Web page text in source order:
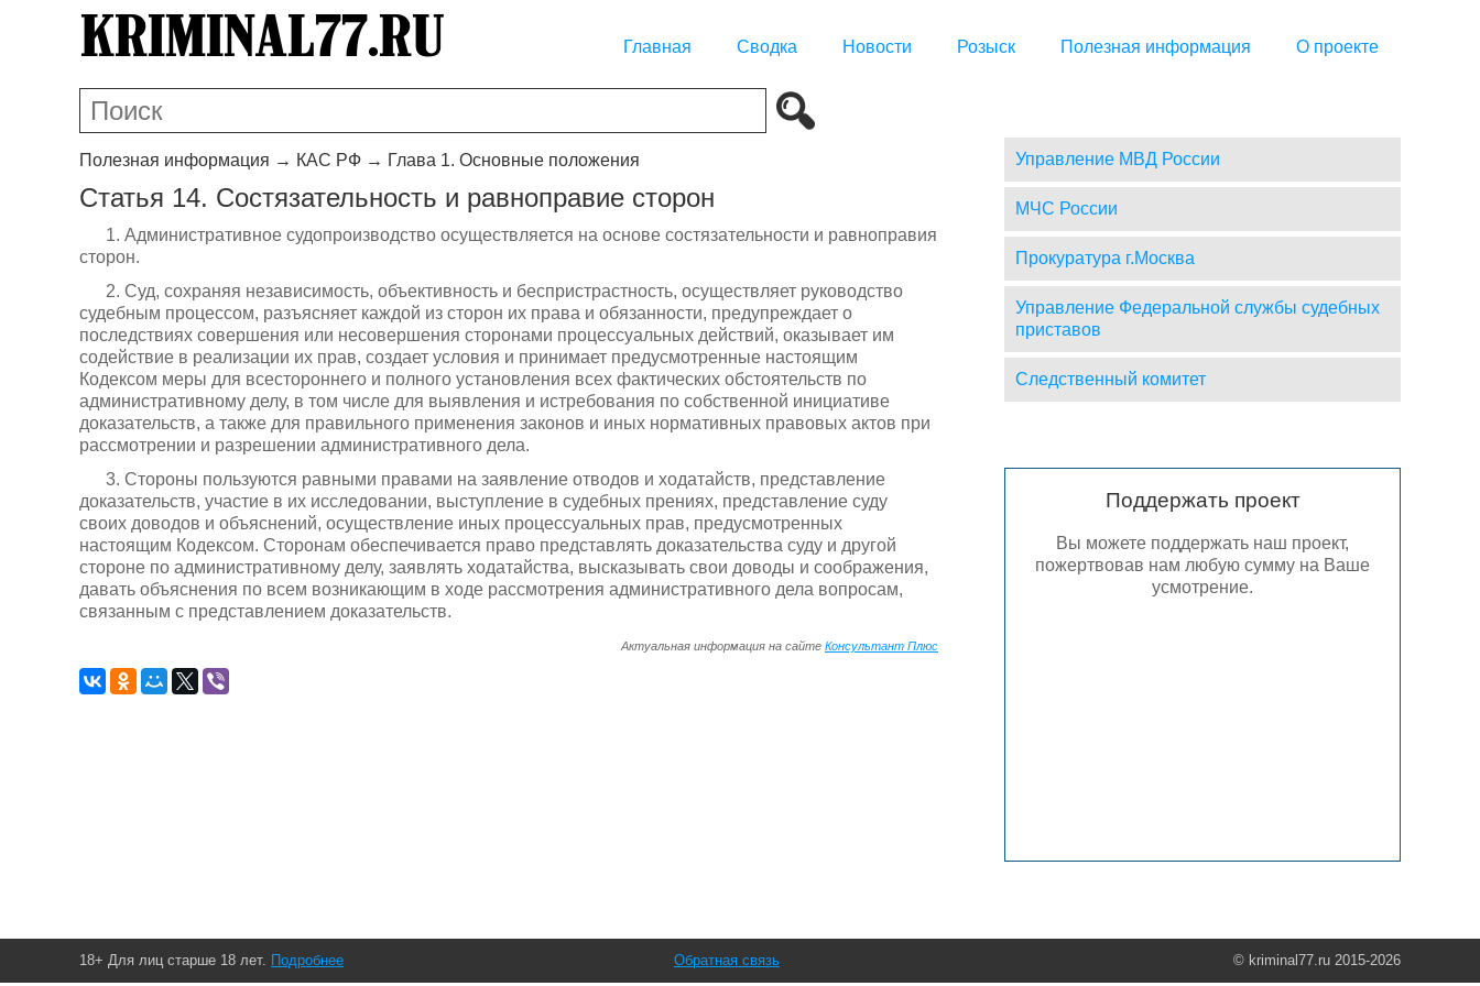
Главная Сводка Новости Розыск Полезная информация О проекте
Полезная информация → КАС РФ → Глава 1. Основные положения
Статья 14. Состязательность и равноправие сторон
1. Административное судопроизводство осуществляется на основе состязательности и равноправия
сторон.
2. Суд, сохраняя независимость, объективность и беспристрастность, осуществляет руководство
судебным процессом, разъясняет каждой из сторон их права и обязанности, предупреждает о
последствиях совершения или несовершения сторонами процессуальных действий, оказывает им
содействие в реализации их прав, создает условия и принимает предусмотренные настоящим
Кодексом меры для всестороннего и полного установления всех фактических обстоятельств по
административному делу, в том числе для выявления и истребования по собственной инициативе
доказательств, а также для правильного применения законов и иных нормативных правовых актов при
рассмотрении и разрешении административного дела.
3. Стороны пользуются равными правами на заявление отводов и ходатайств, представление
доказательств, участие в их исследовании, выступление в судебных прениях, представление суду
своих доводов и объяснений, осуществление иных процессуальных прав, предусмотренных
настоящим Кодексом. Сторонам обеспечивается право представлять доказательства суду и другой
стороне по административному делу, заявлять ходатайства, высказывать свои доводы и соображения,
давать объяснения по всем возникающим в ходе рассмотрения административного дела вопросам,
связанным с представлением доказательств.
Актуальная информация на сайте Консультант Плюс
Управление МВД России
МЧС России
Прокуратура г.Москва
Управление Федеральной службы судебных
приставов
Следственный комитет
Поддержать проект
Вы можете поддержать наш проект,
пожертвовав нам любую сумму на Ваше
усмотрение.
18+ Для лиц старше 18 лет. Подробнее © kriminal77.ru 2015-2026
Обратная связь